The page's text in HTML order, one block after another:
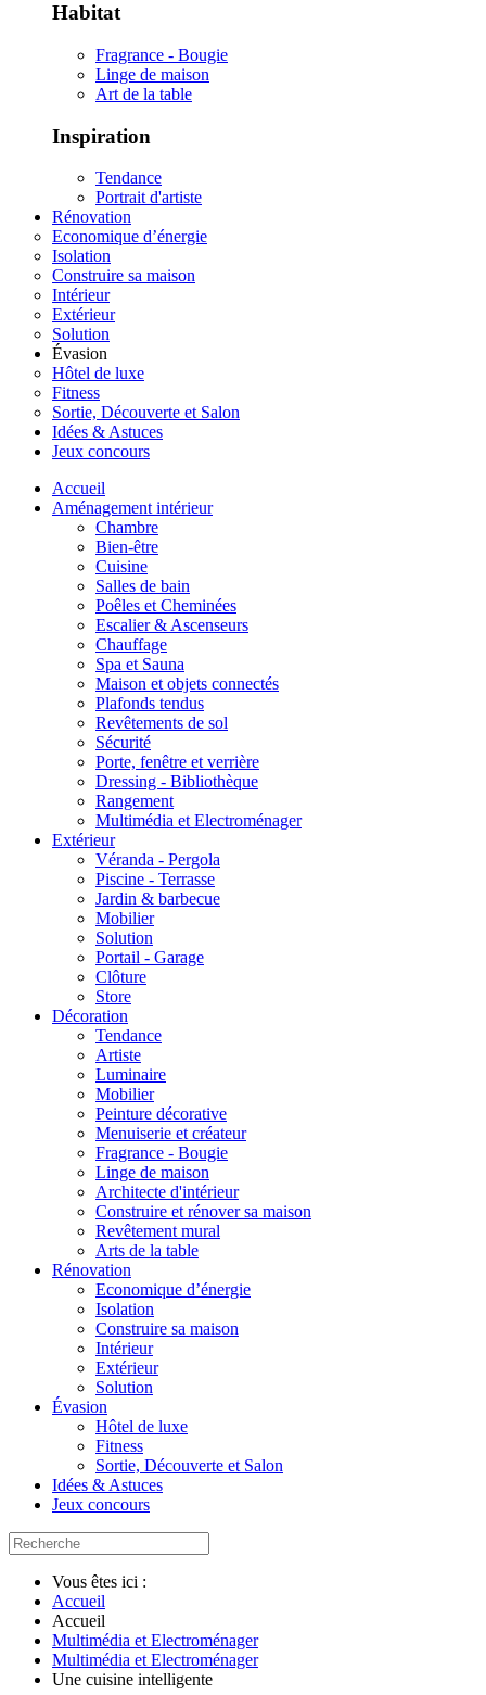
Habitat
Fragrance - Bougie
Linge de maison
Art de la table
Inspiration
Tendance
Portrait d'artiste
Rénovation
Economique d’énergie
Isolation
Construire sa maison
Intérieur
Extérieur
Solution
Évasion
Hôtel de luxe
Fitness
Sortie, Découverte et Salon
Idées & Astuces
Jeux concours
Accueil
Aménagement intérieur
Chambre
Bien-être
Cuisine
Salles de bain
Poêles et Cheminées
Escalier & Ascenseurs
Chauffage
Spa et Sauna
Maison et objets connectés
Plafonds tendus
Revêtements de sol
Sécurité
Porte, fenêtre et verrière
Dressing - Bibliothèque
Rangement
Multimédia et Electroménager
Extérieur
Véranda - Pergola
Piscine - Terrasse
Jardin & barbecue
Mobilier
Solution
Portail - Garage
Clôture
Store
Décoration
Tendance
Artiste
Luminaire
Mobilier
Peinture décorative
Menuiserie et créateur
Fragrance - Bougie
Linge de maison
Architecte d'intérieur
Construire et rénover sa maison
Revêtement mural
Arts de la table
Rénovation
Economique d’énergie
Isolation
Construire sa maison
Intérieur
Extérieur
Solution
Évasion
Hôtel de luxe
Fitness
Sortie, Découverte et Salon
Idées & Astuces
Jeux concours
Vous êtes ici :
Accueil
Accueil
Multimédia et Electroménager
Multimédia et Electroménager
Une cuisine intelligente